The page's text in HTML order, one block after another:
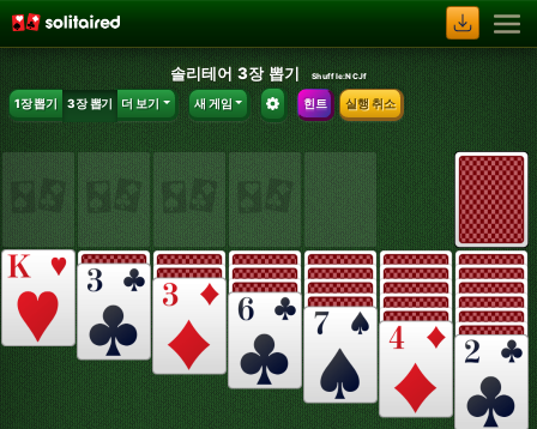
솔리테어 3장 뽑기 Shuffle:NCJf
1장 뽑기 3장 뽑기 더 보기 새 게임 힌트 실행 취소